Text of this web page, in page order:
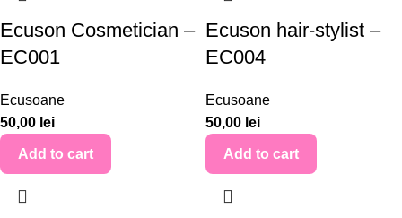
Ecuson Cosmetician –
EC001
Ecusoane
50,00 lei
Add to cart
Ecuson hair-stylist –
EC004
Ecusoane
50,00 lei
Add to cart